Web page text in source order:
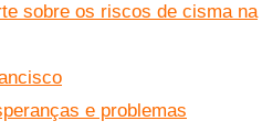
sobre os riscos de cisma na
e problemas